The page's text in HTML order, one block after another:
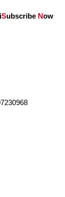
Subscribe Now